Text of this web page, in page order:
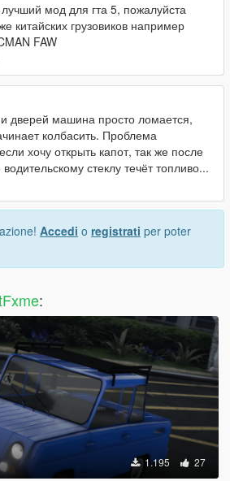
лучший мод для гта 5, пожалуйста
китайских грузовиков например
FAW
дверей машина просто ломается,
колбасить. Проблема
хочу открыть капот, так же после
стеклу течёт топливо...
Accedi o registrati per poter
:
1.195 27